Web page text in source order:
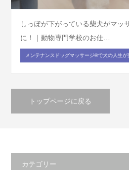
しっぽが下がっている柴犬がマッ
に！｜動物専門学校のお仕…
メンテナンスドッグマッサージ®で犬の人生が
トップページに戻る
カテゴリー